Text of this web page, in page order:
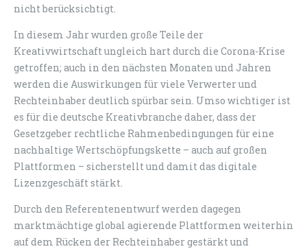
nicht berücksichtigt.
In diesem Jahr wurden große Teile der
Kreativwirtschaft ungleich hart durch die Corona-Krise
getroffen; auch in den nächsten Monaten und Jahren
werden die Auswirkungen für viele Verwerter und
Rechteinhaber deutlich spürbar sein. Umso wichtiger ist
es für die deutsche Kreativbranche daher, dass der
Gesetzgeber rechtliche Rahmenbedingungen für eine
nachhaltige Wertschöpfungskette – auch auf großen
Plattformen – sicherstellt und damit das digitale
Lizenzgeschäft stärkt.
Durch den Referentenentwurf werden dagegen
marktmächtige global agierende Plattformen weiterhin
auf dem Rücken der Rechteinhaber gestärkt und